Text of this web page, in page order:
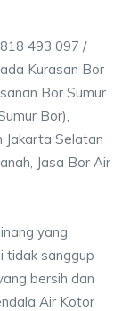
493 097 /
Kurasan Bor
Bor Sumur
Bor),
Jakarta Selatan
Jasa Bor Air
yang
tidak sanggup
bersih dan
Air Kotor